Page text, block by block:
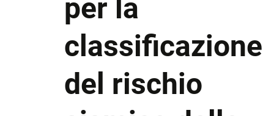
classificazione
del rischio